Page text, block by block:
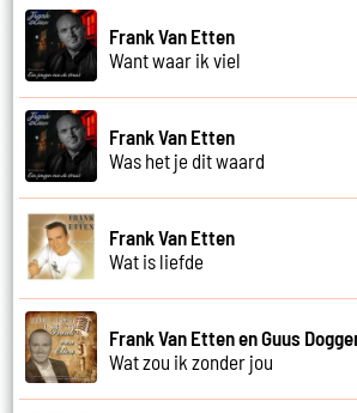
Frank Van Etten
Want waar ik viel
Frank Van Etten
Was het je dit waard
Frank Van Etten
Wat is liefde
Frank Van Etten en Guus
Wat zou ik zonder jou